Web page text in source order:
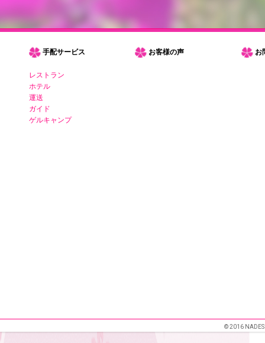
手配サービス
レストラン
ホテル
運送
ガイド
ゲルキャンプ
お客様の声 お
© 2016